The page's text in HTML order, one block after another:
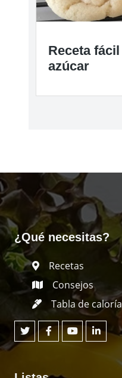
Receta
azúcar
¿Qué necesitas?
Recetas
Consejos
Tabla de